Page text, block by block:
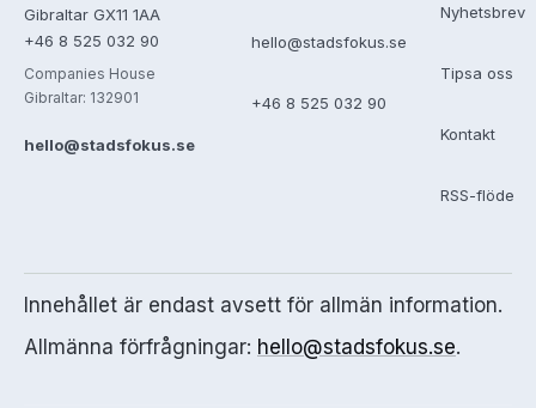
Gibraltar GX11 1AA
+46 8 525 032 90
Companies House
Gibraltar: 132901
hello@stadsfokus.se
hello@stadsfokus.se
+46 8 525 032 90
Nyhetsbrev
Tipsa oss
Kontakt
RSS-flöde
Innehållet är endast avsett för allmän information.
Allmänna förfrågningar: hello@stadsfokus.se.